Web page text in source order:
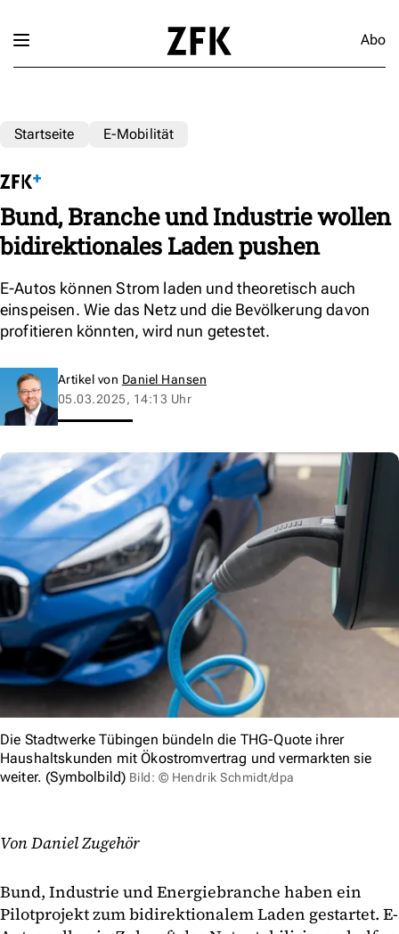
Abo
Startseite E-Mobilität
Bund, Branche und Industrie wollen
bidirektionales Laden pushen
E-Autos können Strom laden und theoretisch auch
einspeisen. Wie das Netz und die Bevölkerung davon
profitieren könnten, wird nun getestet.
Artikel von Daniel Hansen
05.03.2025, 14:13 Uhr
Die Stadtwerke Tübingen bündeln die THG-Quote ihrer
Haushaltskunden mit Ökostromvertrag und vermarkten sie
weiter. (Symbolbild) Bild: © Hendrik Schmidt/dpa
Von Daniel Zugehör
Bund, Industrie und Energiebranche haben ein
Pilotprojekt zum bidirektionalem Laden gestartet. E-